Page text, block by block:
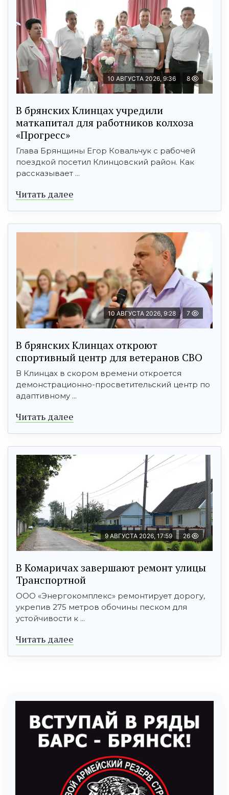
10 АВГУСТА 2026, 9:36 8
В брянских Клинцах учредили
маткапитал для работников колхоза
«Прогресс»
Глава Брянщины Егор Ковальчук с рабочей
поездкой посетил Клинцовский район. Как
рассказывает ...
Читать далее
10 АВГУСТА 2026, 9:28 7
В брянских Клинцах откроют
спортивный центр для ветеранов СВО
В Клинцах в скором времени откроется
демонстрационно-просветительский центр по
адаптивному ...
Читать далее
9 АВГУСТА 2026, 17:59 26
В Комаричах завершают ремонт улицы
Транспортной
ООО «Энергокомплекс» ремонтирует дорогу,
укрепив 275 метров обочины песком для
устойчивости к ...
Читать далее